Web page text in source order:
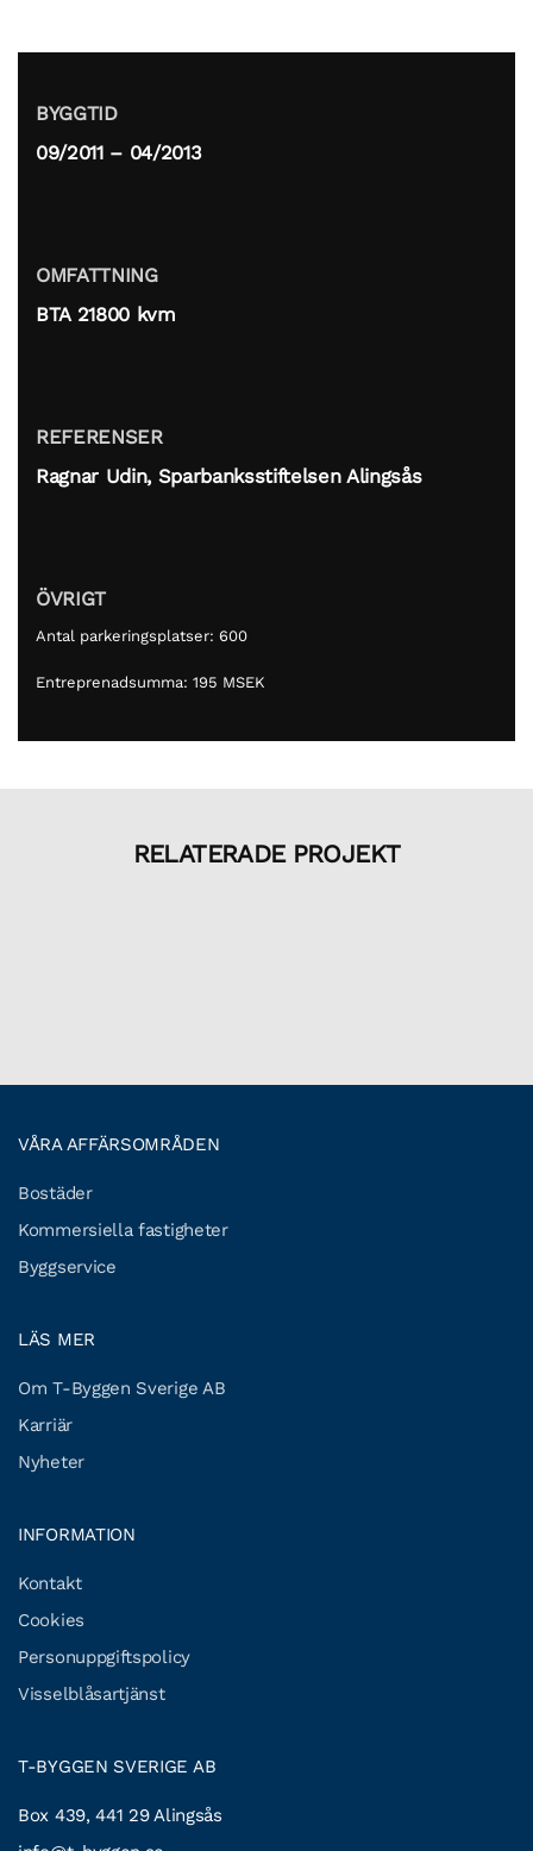
BYGGTID
09/2011 – 04/2013
OMFATTNING
BTA 21800 kvm
REFERENSER
Ragnar Udin, Sparbanksstiftelsen Alingsås
ÖVRIGT
Antal parkeringsplatser: 600
Entreprenadsumma: 195 MSEK
RELATERADE PROJEKT
VÅRA AFFÄRSOMRÅDEN
Bostäder
Kommersiella fastigheter
Byggservice
LÄS MER
Om T-Byggen Sverige AB
Karriär
Nyheter
INFORMATION
Kontakt
Cookies
Personuppgiftspolicy
Visselblåsartjänst
T-BYGGEN SVERIGE AB
Box 439, 441 29 Alingsås